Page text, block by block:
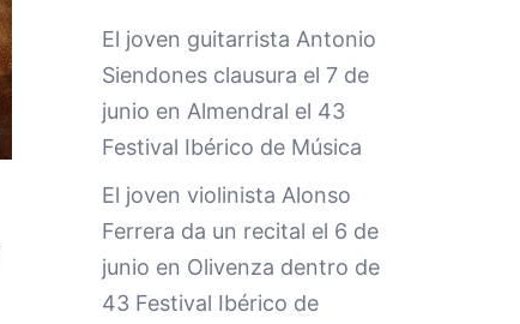
El joven guitarrista Antonio
Siendones clausura el 7 de
junio en Almendral el 43
Festival Ibérico de Música
El joven violinista Alonso
Ferrera da un recital el 6 de
junio en Olivenza dentro de
43 Festival Ibérico de